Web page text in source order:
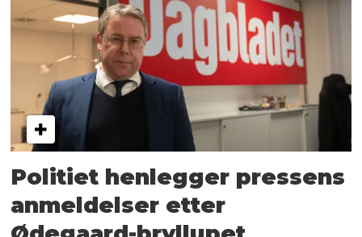
Politiet henlegger pressens
anmeldelser etter